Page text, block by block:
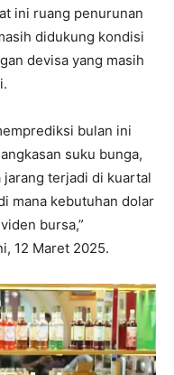
ini ruang penurunan
didukung kondisi
devisa yang masih
bulan ini
suku bunga,
jarang terjadi di kuartal
mana kebutuhan dolar
bursa,”
12 Maret 2025.